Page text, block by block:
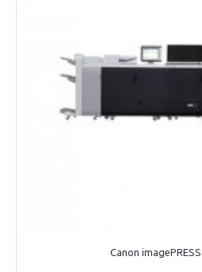
Canon